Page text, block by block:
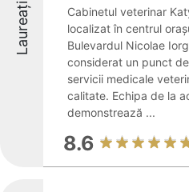
Laureați
Cabinetul veterinar
localizat în centrul
Bulevardul Nicolae
considerat un punct
servicii medicale
calitate. Echipa de la
demonstrează ...
8.6